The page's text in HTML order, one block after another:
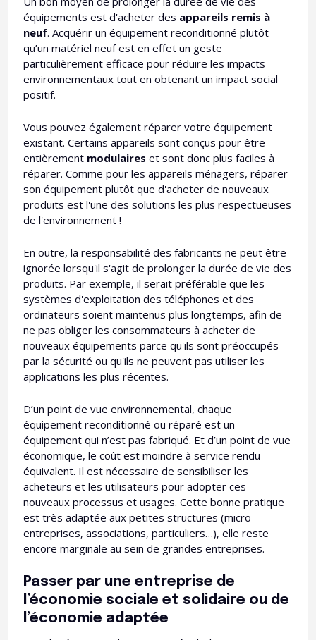
équipements est d'acheter des appareils remis à
neuf. Acquérir un équipement reconditionné plutôt
qu’un matériel neuf est en effet un geste
particulièrement efficace pour réduire les impacts
environnementaux tout en obtenant un impact social
positif.
Vous pouvez également réparer votre équipement
existant. Certains appareils sont conçus pour être
entièrement modulaires et sont donc plus faciles à
réparer. Comme pour les appareils ménagers, réparer
son équipement plutôt que d'acheter de nouveaux
produits est l'une des solutions les plus respectueuses
de l'environnement !
En outre, la responsabilité des fabricants ne peut être
ignorée lorsqu'il s'agit de prolonger la durée de vie des
produits. Par exemple, il serait préférable que les
systèmes d'exploitation des téléphones et des
ordinateurs soient maintenus plus longtemps, afin de
ne pas obliger les consommateurs à acheter de
nouveaux équipements parce qu'ils sont préoccupés
par la sécurité ou qu'ils ne peuvent pas utiliser les
applications les plus récentes.
D’un point de vue environnemental, chaque
équipement reconditionné ou réparé est un
équipement qui n’est pas fabriqué. Et d’un point de vue
économique, le coût est moindre à service rendu
équivalent. Il est nécessaire de sensibiliser les
acheteurs et les utilisateurs pour adopter ces
nouveaux processus et usages. Cette bonne pratique
est très adaptée aux petites structures (micro-
entreprises, associations, particuliers…), elle reste
encore marginale au sein de grandes entreprises.
Passer par une entreprise de
l’économie sociale et solidaire ou de
l’économie adaptée